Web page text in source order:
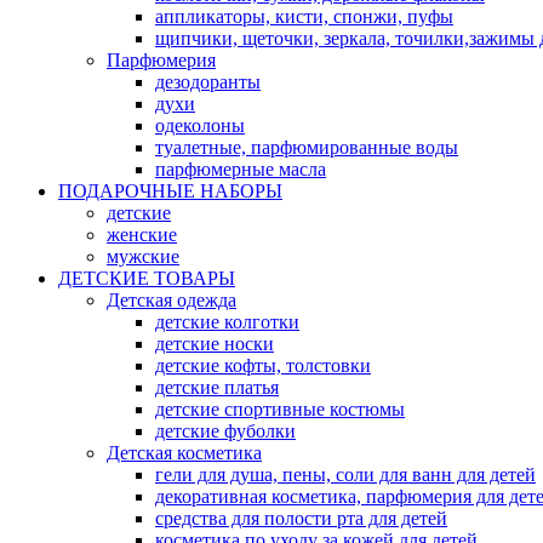
аппликаторы, кисти, спонжи, пуфы
щипчики, щеточки, зеркала, точилки,зажимы
Парфюмерия
дезодоранты
духи
одеколоны
туалетные, парфюмированные воды
парфюмерные масла
ПОДАРОЧНЫЕ НАБОРЫ
детские
женские
мужские
ДЕТСКИЕ ТОВАРЫ
Детская одежда
детские колготки
детские носки
детские кофты, толстовки
детские платья
детские спортивные костюмы
детские фуболки
Детская косметика
гели для душа, пены, соли для ванн для детей
декоративная косметика, парфюмерия для
средства для полости рта для детей